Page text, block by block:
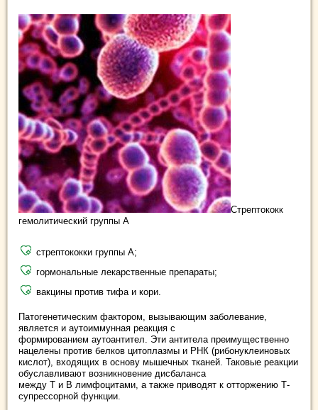
Стрептококк
гемолитический группы А
стрептококки группы A;
гормональные лекарственные препараты;
вакцины против тифа и кори.
Патогенетическим фактором, вызывающим заболевание,
является и аутоиммунная реакция с
формированием аутоантител. Эти антитела преимущественно
нацелены против белков цитоплазмы и РНК (рибонуклеиновых
кислот), входящих в основу мышечных тканей. Таковые реакции
обуславливают возникновение дисбаланса
между T и B лимфоцитами, а также приводят к отторжению Т-
супрессорной функции.